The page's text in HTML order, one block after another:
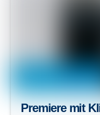
Premiere mit